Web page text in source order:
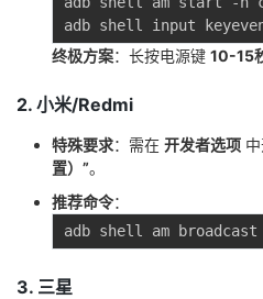
课
程
的
认
证
我
的
实
验
我
的
收
术
支
持
云
声
建
议
adb shell input
终极方案：长按电源键 10-15
2. 小米/Redmi
特殊要求：需在 开发者选项
置）”。
推荐命令：
adb shell am
3. 三星